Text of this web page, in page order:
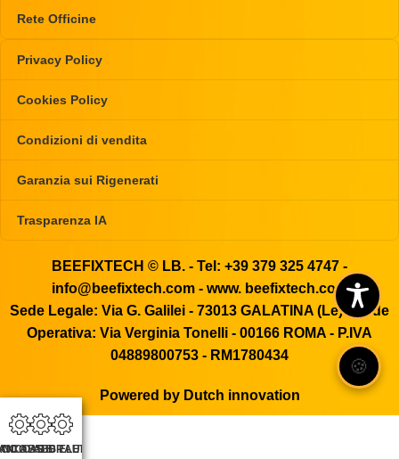
Rete Officine
Privacy Policy
Cookies Policy
Condizioni di vendita
Garanzia sui Rigenerati
Trasparenza IA
BEEFIXTECH © LB. - Tel: +39 379 325 4747 -
info@beefixtech.com- www. beefixtech.com
Sede Legale: Via G. Galilei - 73013 GALATINA (Le) - Sede
Operativa: Via Verginia Tonelli - 00166 ROMA - P.IVA
04889800753 - RM1780434
Powered by Dutch innovation
🍪
ABS
ABS IDRAULICO
ABS ELETTRONICO